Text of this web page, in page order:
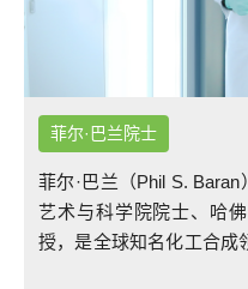
菲尔·巴兰院士
菲尔·巴兰（Phil S.
艺术与科学院院士、哈
授，是全球知名化工合成